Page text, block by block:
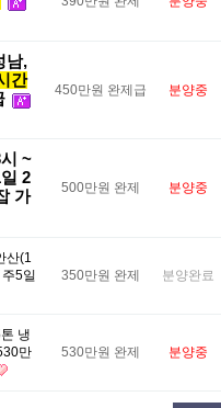
남,
간
450만원 완제급 분양중
~
2
가
500만원 완제 분양중
산(1
5일
350만원 완제 분양완료
냉
만
530만원 완제 분양중